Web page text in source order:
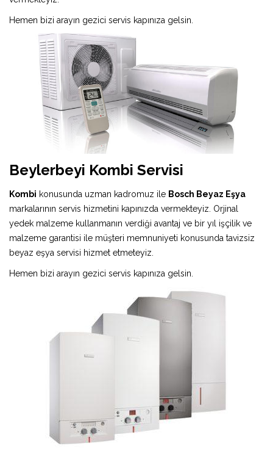
Hemen bizi arayın gezici servis kapınıza gelsin.
Beylerbeyi Kombi Servisi
Kombi konusunda uzman kadromuz ile Bosch Beyaz Eşya
markalarının servis hizmetini kapınızda vermekteyiz. Orjinal
yedek malzeme kullanmanın verdiği avantaj ve bir yıl işçilik ve
malzeme garantisi ile müşteri memnuniyeti konusunda tavizsiz
beyaz eşya servisi hizmet etmeteyiz.
Hemen bizi arayın gezici servis kapınıza gelsin.